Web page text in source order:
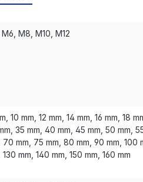
M8, M10, M12
10 mm, 12 mm, 14 mm, 16 mm, 18
35 mm, 40 mm, 45 mm, 50 mm,
70 mm, 75 mm, 80 mm, 90 mm, 100
130 mm, 140 mm, 150 mm, 160 mm